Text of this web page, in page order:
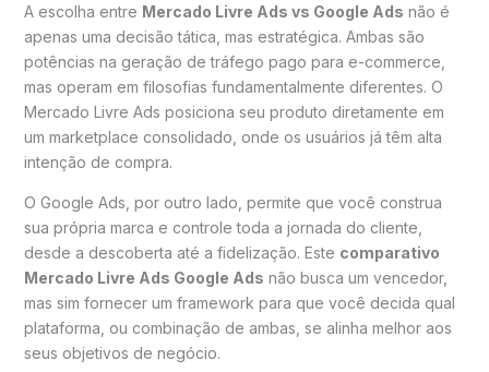
A escolha entre Mercado Livre Ads vs Google Ads não é
apenas uma decisão tática, mas estratégica. Ambas são
potências na geração de tráfego pago para e-commerce,
mas operam em filosofias fundamentalmente diferentes. O
Mercado Livre Ads posiciona seu produto diretamente em
um marketplace consolidado, onde os usuários já têm alta
intenção de compra.
O Google Ads, por outro lado, permite que você construa
sua própria marca e controle toda a jornada do cliente,
desde a descoberta até a fidelização. Este comparativo
Mercado Livre Ads Google Ads não busca um vencedor,
mas sim fornecer um framework para que você decida qual
plataforma, ou combinação de ambas, se alinha melhor aos
seus objetivos de negócio.